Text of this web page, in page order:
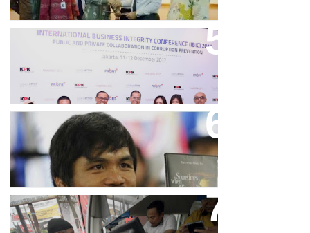
Keren, Bank BJB Kantongi
Puluhan Penghargaan Sepanjang
2017
Dicibir Di Medsos, Manny
Pacquiao Tegaskan Pendirian
Tolak LGBT
Bjb T Samsat Manjakan Nasabah
Dalam Bayar Pajak Kendaraan